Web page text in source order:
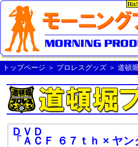
トップページ ＞ プロレスグッズ ＞ 道頓
ＤＶＤ
「ＡＣＦ ６７ｔｈ × ヤ